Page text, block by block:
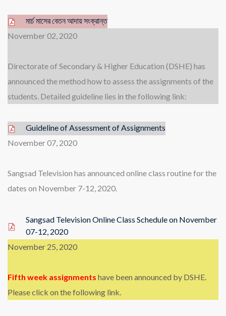
মার্চ মাসের বেতন আদায় সংক্রান্ত
November 02, 2020
Directorate of Secondary & Higher Education (DSHE) has
announced the method how to assess the assignments of the
students. Detailed guideline lies in the following link:
Guideline of Assessment of Assignments
November 07, 2020
Sangsad Television has announced online class routine for the
dates on November 7-12, 2020.
Sangsad Television Online Class Schedule on November
07-12, 2020
November 25, 2020
Fifth week assignments have been announced by DSHE.
Please click on the following link.